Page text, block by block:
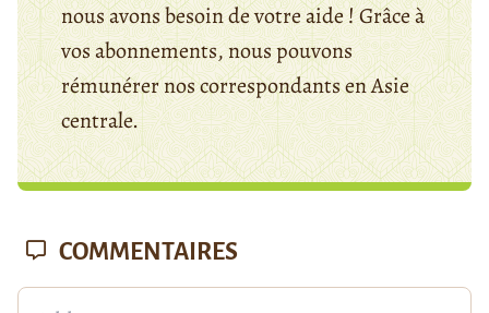
nous avons besoin de votre aide ! Grâce à
vos abonnements, nous pouvons
rémunérer nos correspondants en Asie
centrale.
COMMENTAIRES